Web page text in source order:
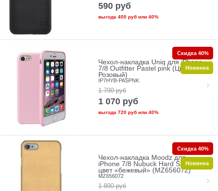
590 руб
выгода 400 рубили 40%
Чехол-накладка Uniq для iPhone
7/8 Outfitter Pastel pink (Цвет:
Розовый)
IP7HYB-PASPNK
1 790 руб
1 070 руб
выгода 720 рубили 40%
Скидка 40%
Новинка
Чехол-накладка Moodz для
iPhone 7/8 Nubuck Hard Sand ,
цвет «бежевый» (MZ656072)
MZ656072
1 890 руб
Скидка 40%
Новинка